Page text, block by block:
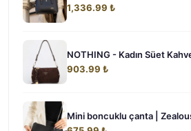
1,336.99 ₺
NOTHING - Kadın Süet
903.99 ₺
Mini boncuklu çanta |